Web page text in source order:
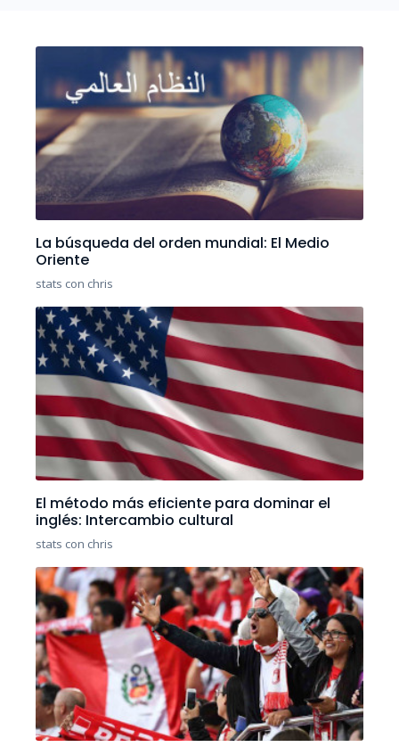
La búsqueda del orden mundial: El Medio
Oriente
stats con chris
El método más eficiente para dominar el
inglés: Intercambio cultural
stats con chris